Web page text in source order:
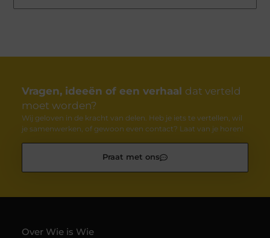
Vragen, ideeën of een verhaal dat verteld
moet worden?
Wij geloven in de kracht van delen. Heb je iets te vertellen, wil
je samenwerken, of gewoon even contact? Laat van je horen!
Praat met ons
Over Wie is Wie